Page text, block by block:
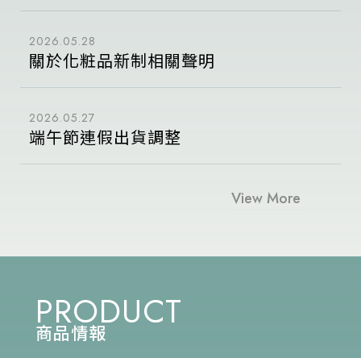
2026.05.28
關於化粧品新制相關聲明
2026.05.27
端午節連假出貨調整
View More
PRODUCT
商品情報